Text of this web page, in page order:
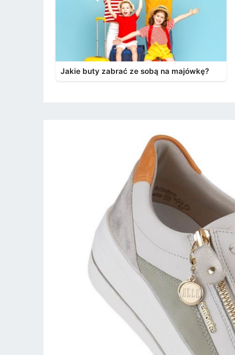
Jakie buty zabrać ze sobą na majówkę?